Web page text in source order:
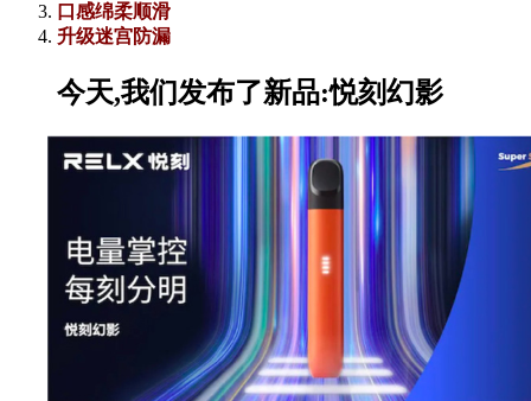
口感绵柔顺滑
升级迷宫防漏
今天,我们发布了新品:悦刻幻影